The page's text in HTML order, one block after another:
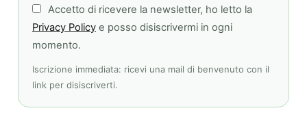
Accetto di ricevere la newsletter, ho letto la
Privacy Policy e posso disiscrivermi in ogni
momento.
Iscrizione immediata: ricevi una mail di benvenuto con il
link per disiscriverti.